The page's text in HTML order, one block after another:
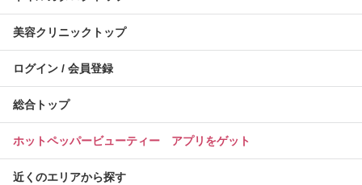
美容クリニックトップ
ログイン / 会員登録
総合トップ
ホットペッパービューティー アプリをゲット
近くのエリアから探す